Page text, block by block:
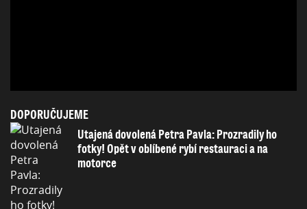
DOPORUČUJEME
Utajená dovolená Petra Pavla: Prozradily ho
fotky! Opět v oblíbené rybí restauraci a na
motorce